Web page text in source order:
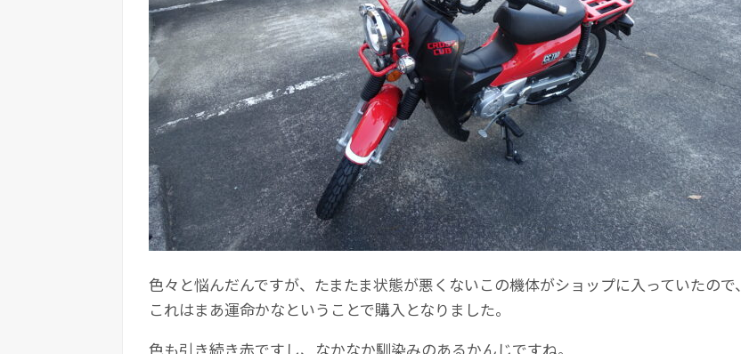
色々と悩んだんですが、たまたま状態が悪くないこの機体がショップに入っていたので、
これはまあ運命かなということで購入となりました。
色も引き続き赤ですし、なかなか馴染みのあるかんじですね。